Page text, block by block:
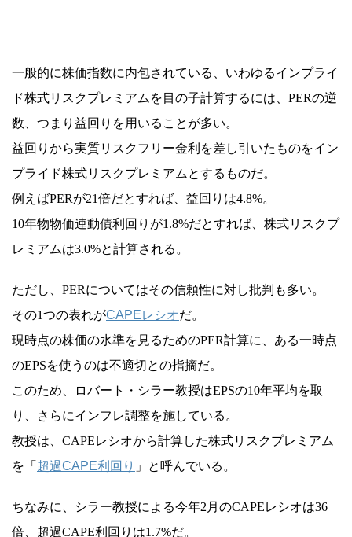
一般的に株価指数に内包されている、いわゆるインプライ
ド株式リスクプレミアムを目の子計算するには、PERの逆
数、つまり益回りを用いることが多い。
益回りから実質リスクフリー金利を差し引いたものをイン
プライド株式リスクプレミアムとするものだ。
例えばPERが21倍だとすれば、益回りは4.8%。
10年物物価連動債利回りが1.8%だとすれば、株式リスクプ
レミアムは3.0%と計算される。
ただし、PERについてはその信頼性に対し批判も多い。
その1つの表れがCAPEレシオだ。
現時点の株価の水準を見るためのPER計算に、ある一時点
のEPSを使うのは不適切との指摘だ。
このため、ロバート・シラー教授はEPSの10年平均を取
り、さらにインフレ調整を施している。
教授は、CAPEレシオから計算した株式リスクプレミアム
を「 超過CAPE利回り 」と呼んでいる。
ちなみに、シラー教授による今年2月のCAPEレシオは36
倍、超過CAPE利回りは1.7%だ。